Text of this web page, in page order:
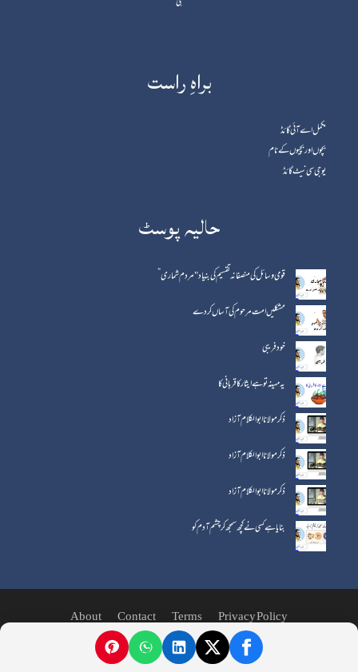
براہِ راست
مکمل اے آئی گائڈ
بچوں اور بچیوں کے نام
یوجی سی نیٹ گائڈ
حالیہ پوسٹ
قومی وسائل کی منصفانہ تقسیم کی بنیاد "مردم شماری”
مشکلیں امت مرحوم کی آساں کردے
خود فریبی
یہ مہینہ تو ہے ایثار کا قربانی کا
ذکر مولانا ابوالکلام آزاد
ذکر مولانا ابو الکلام آزاد
ذکر مولانا ابو الکلام آزاد
بنایا ہے کسی نے کچھ سمجھ کر چشم آدم کو
Privacy Policy
Terms
Contact
About
© جملہ حقوق بحقِ اردوئے معلیٰ محفوظ ہیں۔ © 2026